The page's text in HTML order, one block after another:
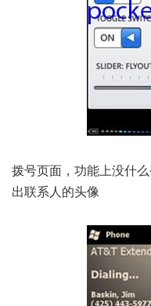
拨号页面，功能上没什
出联系人的头像